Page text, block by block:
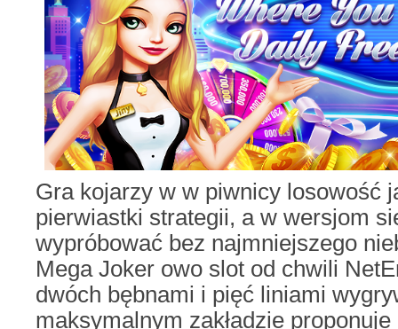
Gra kojarzy w w piwnicy losowość
pierwiastki strategii, a w wersjom
wypróbować bez najmniejszego
Mega Joker owo slot od chwili
dwóch bębnami i pięć liniami
maksymalnym zakładzie